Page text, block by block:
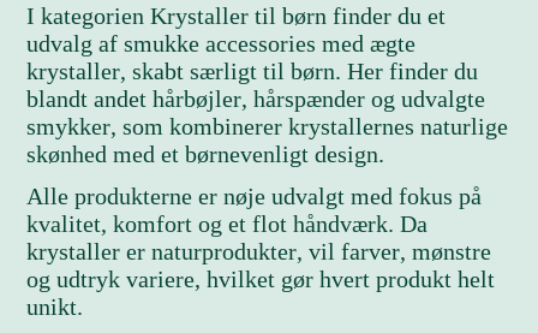
I kategorien Krystaller til børn finder du et
udvalg af smukke accessories med ægte
krystaller, skabt særligt til børn. Her finder du
blandt andet hårbøjler, hårspænder og udvalgte
smykker, som kombinerer krystallernes naturlige
skønhed med et børnevenligt design.
Alle produkterne er nøje udvalgt med fokus på
kvalitet, komfort og et flot håndværk. Da
krystaller er naturprodukter, vil farver, mønstre
og udtryk variere, hvilket gør hvert produkt helt
unikt.